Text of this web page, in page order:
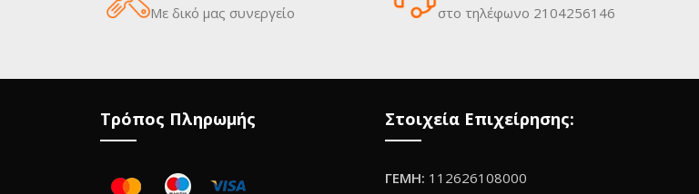
Με δικό μας συνεργείο στο τηλέφωνο 2104256146
Τρόπος Πληρωμής Στοιχεία Επιχείρησης:
ΓΕΜΗ: 112626108000